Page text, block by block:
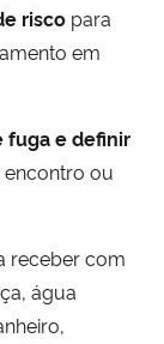
risco para
em
fuga e definir
ou
receber com
água